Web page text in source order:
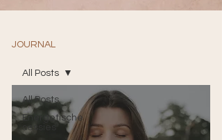
JOURNAL
All Posts
Energetische
sessies
All Posts